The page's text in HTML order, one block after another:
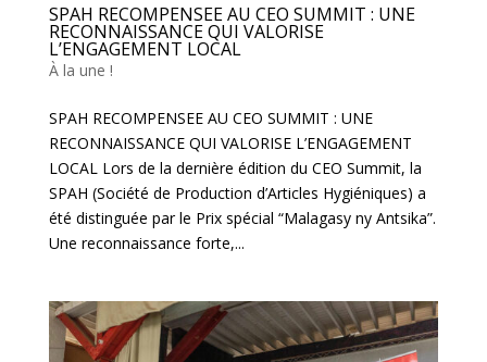
SPAH RECOMPENSEE AU CEO SUMMIT : UNE
RECONNAISSANCE QUI VALORISE
L’ENGAGEMENT LOCAL
À la une !
SPAH RECOMPENSEE AU CEO SUMMIT : UNE
RECONNAISSANCE QUI VALORISE L’ENGAGEMENT
LOCAL Lors de la dernière édition du CEO Summit, la
SPAH (Société de Production d’Articles Hygiéniques) a
été distinguée par le Prix spécial “Malagasy ny Antsika”.
Une reconnaissance forte,...